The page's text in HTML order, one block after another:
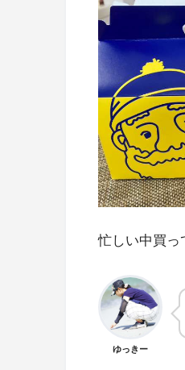
忙しい中買っ
ゆっきー